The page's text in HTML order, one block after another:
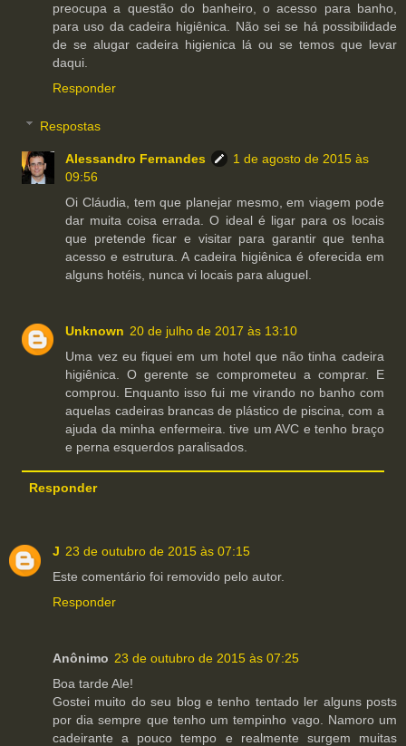
preocupa a questão do banheiro, o acesso para banho,
para uso da cadeira higiênica. Não sei se há possibilidade
de se alugar cadeira higienica lá ou se temos que levar
daqui.
Responder
Respostas
Alessandro Fernandes
1 de agosto de 2015 às
09:56
Oi Cláudia, tem que planejar mesmo, em viagem pode
dar muita coisa errada. O ideal é ligar para os locais
que pretende ficar e visitar para garantir que tenha
acesso e estrutura. A cadeira higiênica é oferecida em
alguns hotéis, nunca vi locais para aluguel.
Unknown 20 de julho de 2017 às 13:10
Uma vez eu fiquei em um hotel que não tinha cadeira
higiênica. O gerente se comprometeu a comprar. E
comprou. Enquanto isso fui me virando no banho com
aquelas cadeiras brancas de plástico de piscina, com a
ajuda da minha enfermeira. tive um AVC e tenho braço
e perna esquerdos paralisados.
Responder
J 23 de outubro de 2015 às 07:15
Este comentário foi removido pelo autor.
Responder
Anônimo 23 de outubro de 2015 às 07:25
Boa tarde Ale!
Gostei muito do seu blog e tenho tentado ler alguns posts
por dia sempre que tenho um tempinho vago. Namoro um
cadeirante a pouco tempo e realmente surgem muitas